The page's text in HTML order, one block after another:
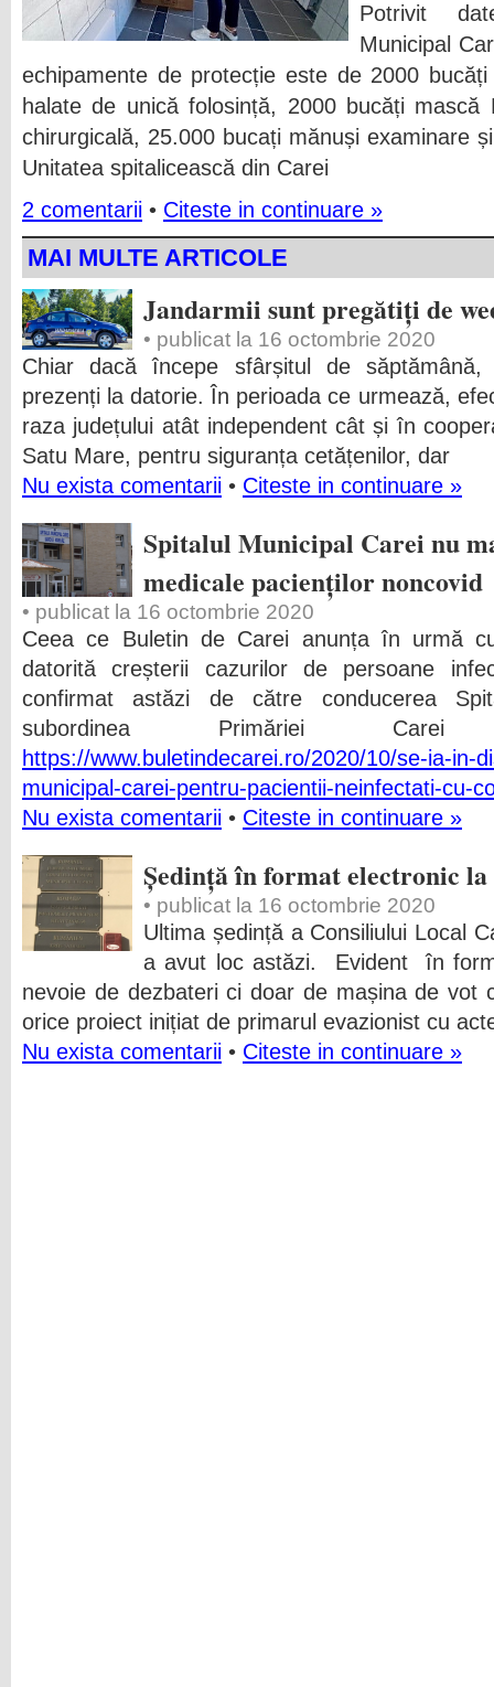
Potrivit
Municipal
echipamente de protecție este de 2000
halate de unică folosință, 2000 bucăți mască
chirurgicală, 25.000 bucați mănuși examinare
Unitatea spitalicească din Carei
2 comentarii • Citeste in continuare »
MAI MULTE ARTICOLE
Jandarmii sunt pregătiți de
• publicat la 16 octombrie 2020
Chiar dacă începe sfârșitul de
prezenți la datorie. În perioada ce urmează,
raza județului atât independent cât și în
Satu Mare, pentru siguranța cetățenilor, dar
Nu exista comentarii • Citeste in continuare »
Spitalul Municipal Carei nu
medicale pacienților noncovid
• publicat la 16 octombrie 2020
Ceea ce Buletin de Carei anunța în urmă
datorită creșterii cazurilor de persoane
confirmat astăzi de către conducerea
subordinea Primăriei
https://www.buletindecarei.ro/2020/10/se-ia-in-
municipal-carei-pentru-pacientii-neinfectati-cu-
Nu exista comentarii • Citeste in continuare »
Ședință în format electronic
• publicat la 16 octombrie 2020
Ultima ședință a Consiliului Local
a avut loc astăzi. Evident în
nevoie de dezbateri ci doar de mașina de vot
orice proiect inițiat de primarul evazionist cu
Nu exista comentarii • Citeste in continuare »